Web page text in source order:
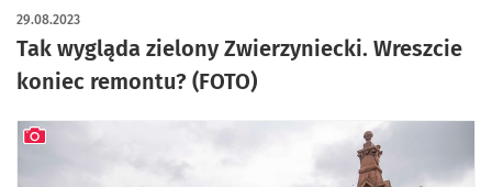
Tak wygląda zielony Zwierzyniecki. Wreszcie
koniec remontu? (FOTO)
29.08.2023
artykuł z galerią zdjęć